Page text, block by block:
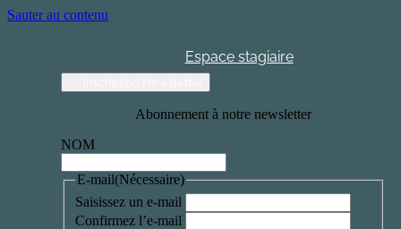
Sauter au contenu
Espace stagiaire
Abonnement à notre newsletter
NOM
E-mail(Nécessaire)
Saisissez un e-mail
Confirmez l’e-mail